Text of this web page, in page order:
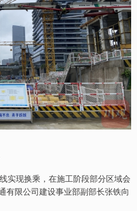
实现换乘，在施工阶段部分区域会
有限公司建设事业部副部长张铁向